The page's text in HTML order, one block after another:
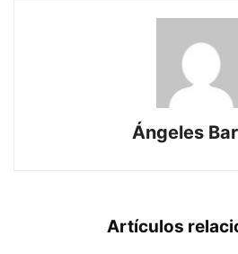
Ángeles
Artículos